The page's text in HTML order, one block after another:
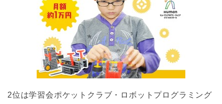
2位は学習会ポケットクラブ・ロボットプログラミング